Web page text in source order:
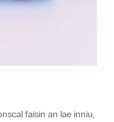
faisin an lae inniu,